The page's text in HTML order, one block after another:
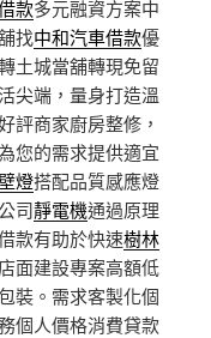
款多元融資方案中
找中和汽車借款優
土城當舖轉現免留
尖端，量身打造溫
評商家廚房整修，
您的需求提供適宜
燈搭配品質感應燈
司靜電機通過原理
款有助於快速樹林
面建設專案高額低
裝。需求客製化個
個人價格消費貸款